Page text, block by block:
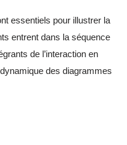
essentiels pour illustrer la
entrent dans la séquence
de l’interaction en
des diagrammes